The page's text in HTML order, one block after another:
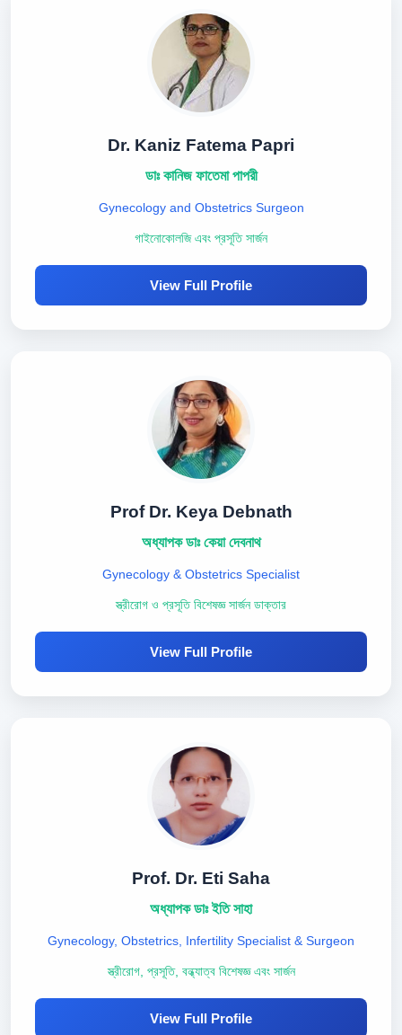
Dr. Kaniz Fatema Papri
ডাঃ কানিজ ফাতেমা পাপরী
Gynecology and Obstetrics Surgeon
গাইনোকোলজি এবং প্রসূতি সার্জন
View Full Profile
Prof Dr. Keya Debnath
অধ্যাপক ডাঃ কেয়া দেবনাথ
Gynecology & Obstetrics Specialist
স্ত্রীরোগ ও প্রসূতি বিশেষজ্ঞ সার্জন ডাক্তার
View Full Profile
Prof. Dr. Eti Saha
অধ্যাপক ডাঃ ইতি সাহা
Gynecology, Obstetrics, Infertility Specialist & Surgeon
স্ত্রীরোগ, প্রসূতি, বন্ধ্যাত্ব বিশেষজ্ঞ এবং সার্জন
View Full Profile